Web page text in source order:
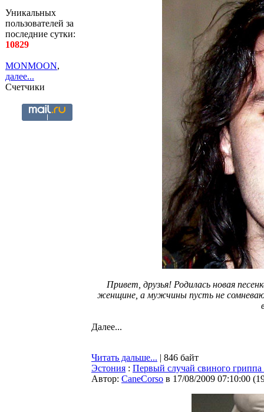
Уникальных
пользователей за
последние сутки:
10829
MONMOON,
далее...
Счетчики
Привет, друзья! Родилась новая
женщине, а мужчины пусть не
Далее...
Читать дальше... | 846 байт
Эстония : Первый случай свиного
Автор: CaneCorso в 17/08/2009 07:10:00 (